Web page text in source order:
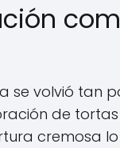
se volvió tan
de
cremosa